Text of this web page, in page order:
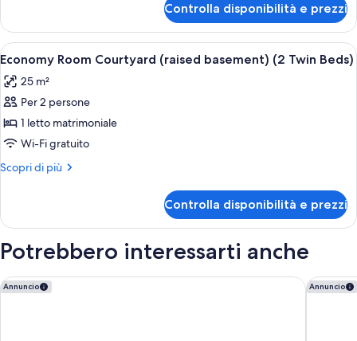
(1
Double
Bed)
Room
Courtyard
(raised
basement)
(1
Double
Controlla disponibilità e prezzi
Apri
tutte
le
foto
per
Economy
Room
Courtyard
basement)
(2
Twin
Una cassaforte in camera,
16
Economy Room Courtyard (raised basement) (2 Twin Beds)
25 m²
Per 2 persone
1 letto matrimoniale
Wi-Fi gratuito
Scopri di più
Altri
Room
(raised
(2
Twin
Controlla disponibilità e prezzi
Potrebbero interessarti anche
Annuncio
Anemomylos Residence Annuncio
Luura -